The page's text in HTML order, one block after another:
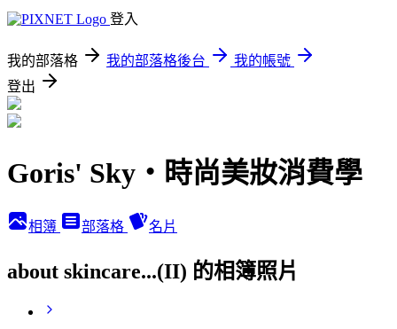
登入
我的部落格 我的部落格後台
我的帳號
登出
Goris' Sky‧時尚美妝消費學
相簿 部落格 名片
about skincare...(II) 的相簿照片